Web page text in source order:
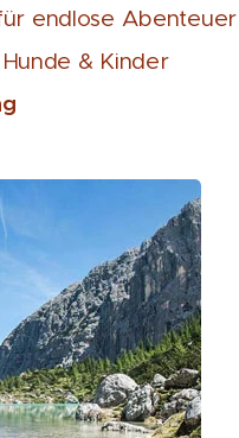
endlose Abenteuer
& Kinder